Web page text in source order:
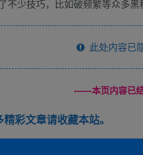
少技巧，比如破频繁等众多黑
此处内容已
------本页内容已
彩文章请收藏本站。